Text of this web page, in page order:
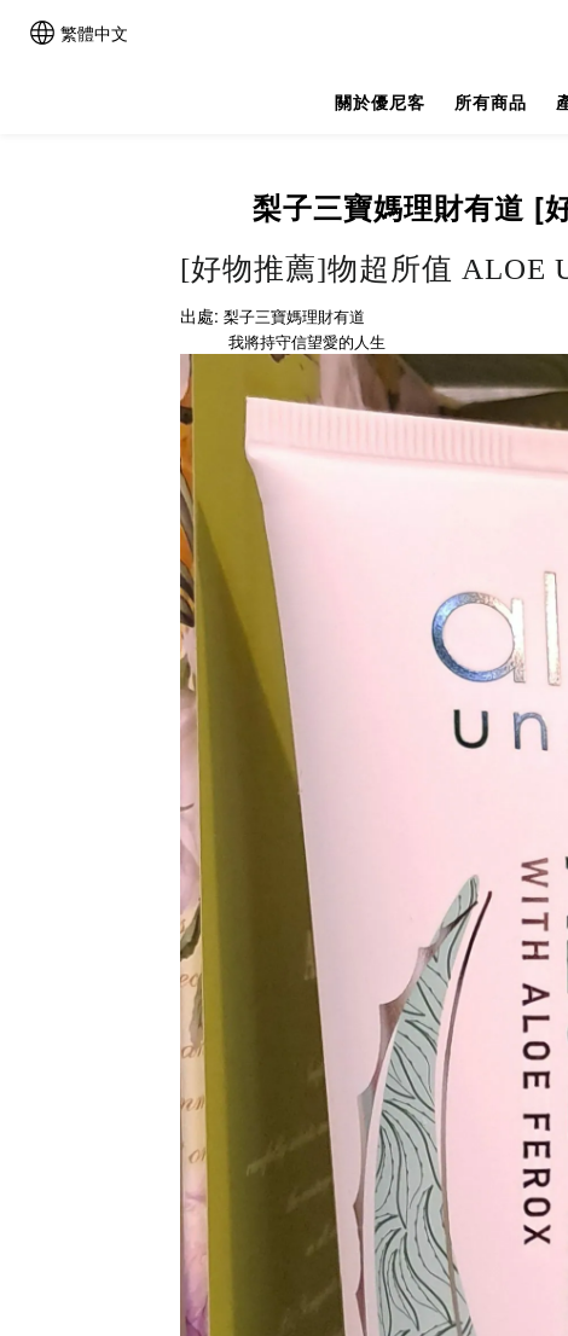
繁體中文
關於優尼客 所有商品
梨子三寶媽理財有道 [
[好物推薦]物超所值 ALOE
出處: 梨子三寶媽理財有道
我將持守信望愛的人生